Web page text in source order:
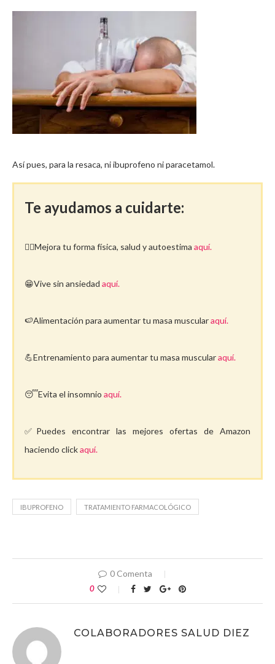
Así pues, para la resaca, ni ibuprofeno ni paracetamol.
Te ayudamos a cuidarte:
🤸‍♀️Mejora tu forma física, salud y autoestima aquí.
😁Vive sin ansiedad aquí.
🍉Alimentación para aumentar tu masa muscularaquí.
💪Entrenamiento para aumentar tu masa muscularaquí.
😴Evita el insomnio aquí.
✅Puedes encontrar las mejores ofertas de Amazon
haciendo clickaquí.
IBUPROFENO TRATAMIENTO FARMACOLÓGICO
0 Comenta
0
COLABORADORES SALUD DIEZ